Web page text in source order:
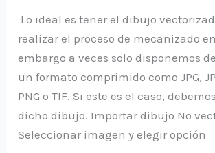
Lo ideal es tener el dibujo
realizar el proceso de mecanizado
embargo a veces solo disponemos
un formato comprimido como JPG,
PNG o TIF. Si este es el caso,
dicho dibujo. Importar dibujo No
Seleccionar imagen y elegir opción